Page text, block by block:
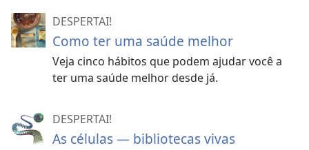
DESPERTAI!
Como ter uma saúde melhor
Veja cinco hábitos que podem ajudar você a
ter uma saúde melhor desde já.
DESPERTAI!
As células — bibliotecas vivas